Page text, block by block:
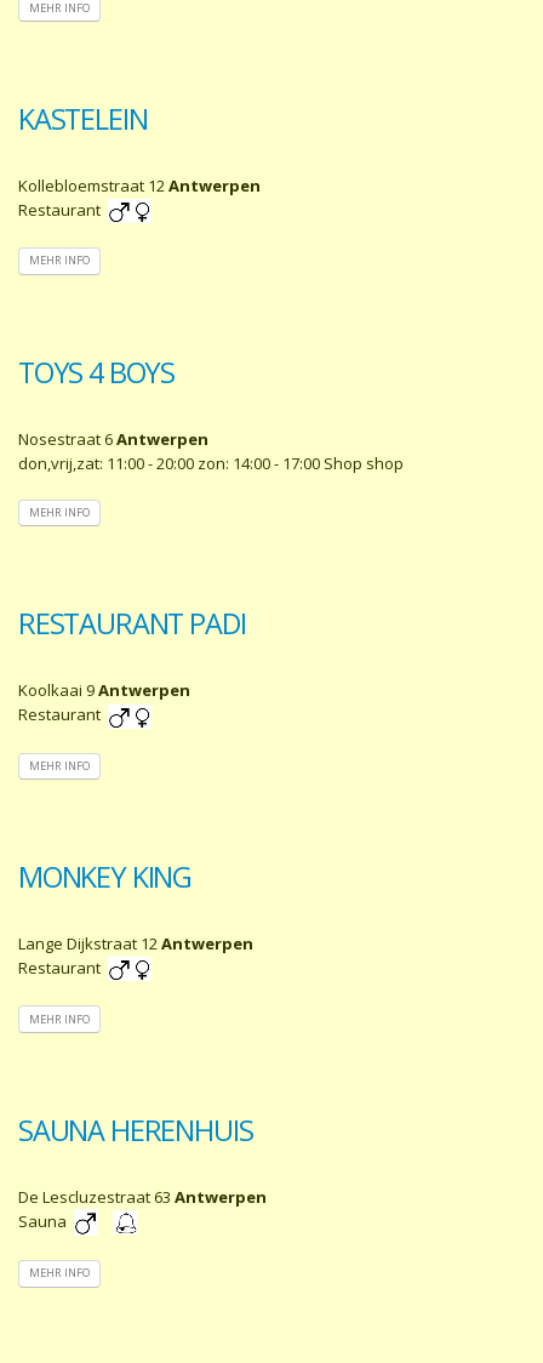
MEHR INFO
KASTELEIN
Kollebloemstraat 12Antwerpen
Restaurant
MEHR INFO
TOYS 4 BOYS
Nosestraat 6Antwerpen
don,vrij,zat: 11:00 - 20:00 zon: 14:00 - 17:00 Shop shop
MEHR INFO
RESTAURANT PADI
Koolkaai 9Antwerpen
Restaurant
MEHR INFO
MONKEY KING
Lange Dijkstraat 12Antwerpen
Restaurant
MEHR INFO
SAUNA HERENHUIS
De Lescluzestraat 63 Antwerpen
Sauna
MEHR INFO